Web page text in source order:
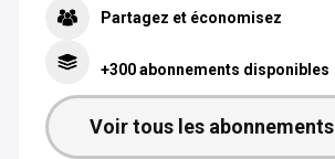
Partagez et économisez
+300 abonnements disponibles
Voir tous les abonnements